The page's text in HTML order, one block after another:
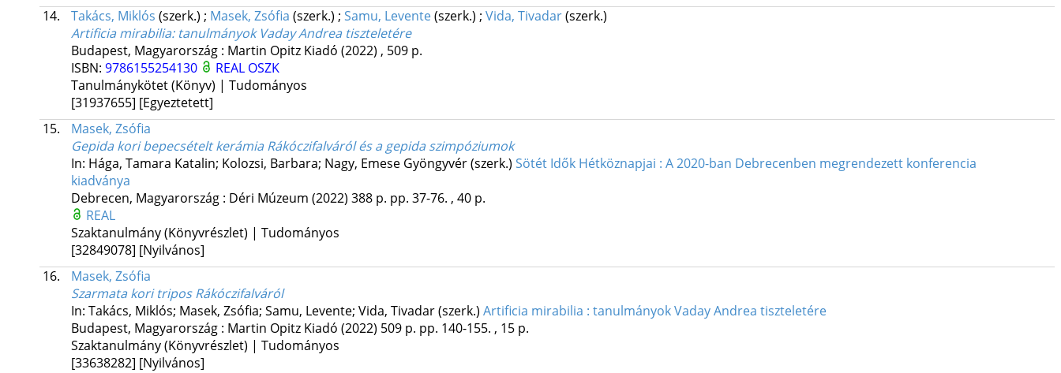
14.
Takács, Miklós (szerk.) ; Masek, Zsófia (szerk.) ; Samu, Levente(szerk.) ; Vida, Tivadar(szerk.)
Artificia mirabilia: tanulmányok Vaday Andrea tiszteletére
Budapest, Magyarország : Martin Opitz Kiadó (2022) , 509 p.
ISBN: 9786155254130 REAL OSZK
Tanulmánykötet (Könyv) | Tudományos
[31937655] [Egyeztetett]
15.
Masek, Zsófia
Gepida kori bepecsételt kerámia Rákóczifalváról és a gepida szimpóziumok
In: Hága, Tamara Katalin; Kolozsi, Barbara; Nagy, Emese Gyöngyvér (szerk.) Sötét Idők Hétköznapjai : A 2020-ban Debrecenben megrendezett konferencia
kiadványa
Debrecen, Magyarország : Déri Múzeum (2022) 388 p. pp. 37-76. , 40 p.
REAL
Szaktanulmány (Könyvrészlet) | Tudományos
[32849078] [Nyilvános]
16.
Masek, Zsófia
Szarmata kori tripos Rákóczifalváról
In: Takács, Miklós; Masek, Zsófia; Samu, Levente; Vida, Tivadar (szerk.) Artificia mirabilia : tanulmányok Vaday Andrea tiszteletére
Budapest, Magyarország : Martin Opitz Kiadó (2022) 509 p. pp. 140-155. , 15 p.
Szaktanulmány (Könyvrészlet) | Tudományos
[33638282] [Nyilvános]